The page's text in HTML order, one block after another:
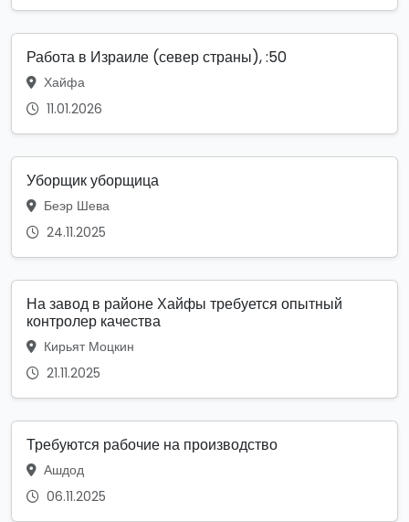
Работа в Израиле (север страны), :50
Хайфа
11.01.2026
Уборщик уборщица
Беэр Шева
24.11.2025
На завод в районе Хайфы требуется опытный
контролер качества
Кирьят Моцкин
21.11.2025
Требуются рабочие на производство
Ашдод
06.11.2025